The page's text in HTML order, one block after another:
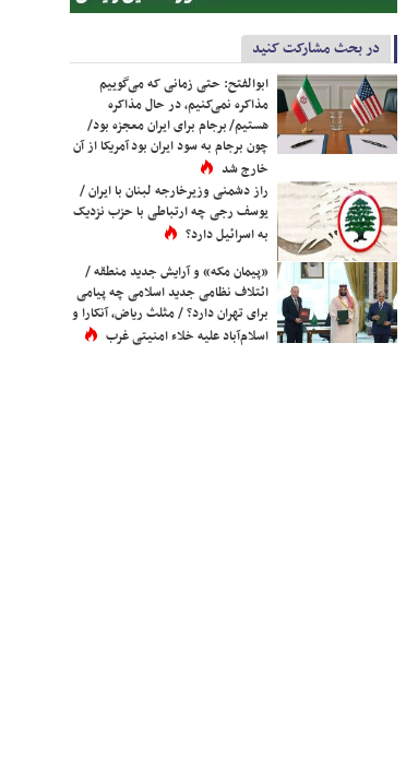
در بحث مشارکت کنید
ابوالفتح: حتی زمانی که می‌گوییم
مذاکره نمی‌کنیم، در حال مذاکره
هستیم/ برجام برای ایران معجزه بود/
چون برجام به سود ایران بود آمریکا از آن
خارج شد
راز دشمنی وزیرخارجه لبنان با ایران /
یوسف رجی چه ارتباطی با حزب نزدیک
به اسرائیل دارد؟
«پیمان مکه» و آرایش جدید منطقه /
ائتلاف نظامی جدید اسلامی چه پیامی
برای تهران دارد؟ / مثلث ریاض، آنکارا و
اسلام‌آباد علیه خلاء امنیتی غرب